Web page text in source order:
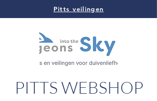
Pitts veilingen
PITTS WEBSHOP